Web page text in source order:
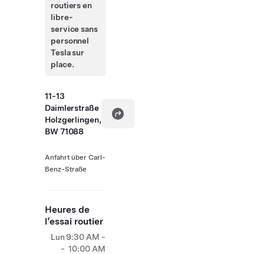
routiers en
libre-
service sans
personnel
Tesla sur
place.
11-13
Daimlerstraße
Holzgerlingen,
BW 71088
Anfahrt über Carl-
Benz-Straße
Heures de
l’essai routier
Lun
-
9:30 AM -
10:00 AM